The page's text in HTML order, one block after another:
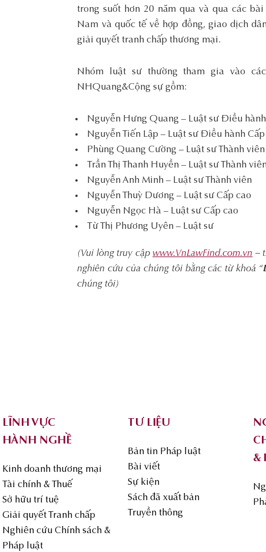
trong suốt hơn 20 năm qua và qua các
Nam và quốc tế về hợp đồng, giao dịch
giải quyết tranh chấp thương mại.
Nhóm luật sư thường tham gia vào
NHQuang&Cộng sự gồm:
Nguyễn Hưng Quang – Luật sư Điều hành
Nguyễn Tiến Lập – Luật sư Điều hành Cấp
Phùng Quang Cường – Luật sư Thành viên
Trần Thị Thanh Huyền – Luật sư Thành viên
Nguyễn Anh Minh – Luật sư Thành viên
Nguyễn Thuỳ Dương – Luật sư Cấp cao
Nguyễn Ngọc Hà – Luật sư Cấp cao
Từ Thị Phương Uyên – Luật sư
(Vui lòng truy cập www.VnLawFind.com.vn –
nghiên cứu của chúng tôi bằng các từ khoá “
chúng tôi)
LĨNH VỰC
HÀNH NGHỀ
Kinh doanh thương mại
Tài chính & Thuế
Sở hữu trí tuệ
Giải quyết Tranh chấp
Nghiên cứu Chính sách &
Pháp luật
TƯ LIỆU
Bản tin Pháp luật
Bài viết
Sự kiện
Sách đã xuất bản
Truyền thông
&